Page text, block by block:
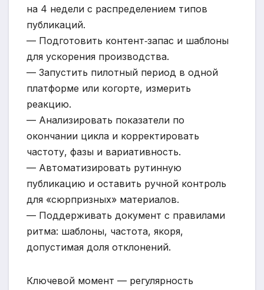
на 4 недели с распределением типов
публикаций.
— Подготовить контент‑запас и шаблоны
для ускорения производства.
— Запустить пилотный период в одной
платформе или когорте, измерить
реакцию.
— Анализировать показатели по
окончании цикла и корректировать
частоту, фазы и вариативность.
— Автоматизировать рутинную
публикацию и оставить ручной контроль
для «сюрпризных» материалов.
— Поддерживать документ с правилами
ритма: шаблоны, частота, якоря,
допустимая доля отклонений.
Ключевой момент — регулярность